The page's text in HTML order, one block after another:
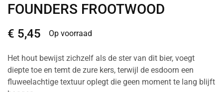
FOUNDERS FROOTWOOD
€ 5,45 Op voorraad
Het hout bewijst zichzelf als de ster van dit bier, voegt
diepte toe en temt de zure kers, terwijl de esdoorn een
fluweelachtige textuur oplegt die geen moment te lang blijft